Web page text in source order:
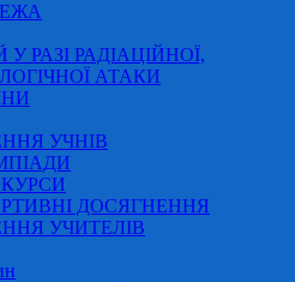
РАЗІ РАДІАЦІЙНОЇ,
АТАКИ
УЧНІВ
ДОСЯГНЕННЯ
УЧИТЕЛІВ